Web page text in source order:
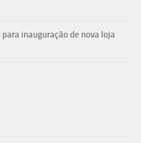
inauguração de nova loja